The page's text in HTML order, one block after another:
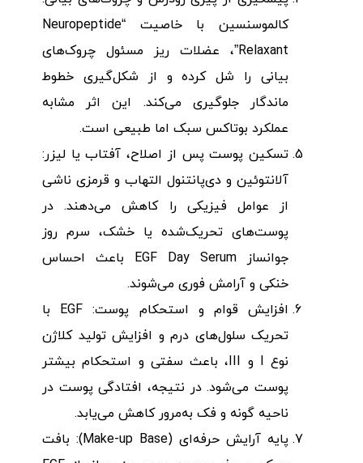
کالموسنسین با خاصیت “Neuropeptide
Relaxant”، عضلات ریز مسئول چروک‌های
بیانی را شل کرده و از شکل‌گیری خطوط
ماندگار جلوگیری می‌کند. این اثر مشابه
عملکرد بوتاکس سبک اما طبیعی است.
تسکین پوست پس از اصلاح، آفتاب یا لیزر:
آلانتوئین و دی‌پانتنول التهاب و قرمزی ناشی
از عوامل فیزیکی را کاهش می‌دهند. در
پوست‌های تحریک‌شده یا خشک، سرم روز
جوانساز EGF Day Serum باعث احساس
خنکی و آرامش فوری می‌شوند.
افزایش قوام و استحکام پوست: EGF با
تحریک سلول‌های درم و افزایش تولید کلاژن
نوع I و III، باعث سفتی و استحکام بیشتر
پوست می‌شود. در نتیجه، افتادگی پوست در
ناحیه گونه و فک به‌مرور کاهش می‌یابد.
پایه آرایش حرفه‌ای (Make-up Base): بافت